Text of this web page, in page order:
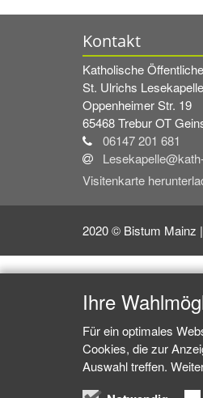
Kontakt
Katholische
St. Ulrichs
Oppenheimer Str. 19
65468Trebur OT
06147 201 681
Visitenkarte
2020 © Bistum Mainz |
Ihre
Für ein optimales
Cookies, die zur
Auswahl treffen.